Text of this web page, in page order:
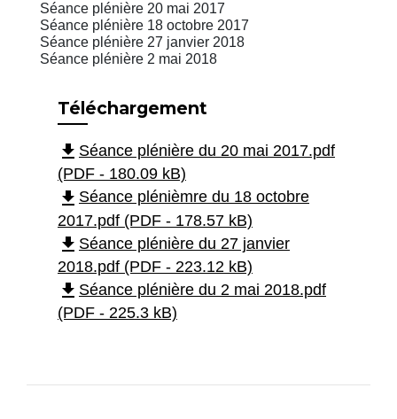
Séance plénière 20 mai 2017
Séance plénière 18 octobre 2017
Séance plénière 27 janvier 2018
Séance plénière 2 mai 2018
Téléchargement
file_download Séance plénière du 20 mai 2017.pdf
(PDF - 180.09 kB)
file_download Séance plénièmre du 18 octobre
2017.pdf (PDF - 178.57 kB)
file_download Séance plénière du 27 janvier
2018.pdf (PDF - 223.12 kB)
file_download Séance plénière du 2 mai 2018.pdf
(PDF - 225.3 kB)